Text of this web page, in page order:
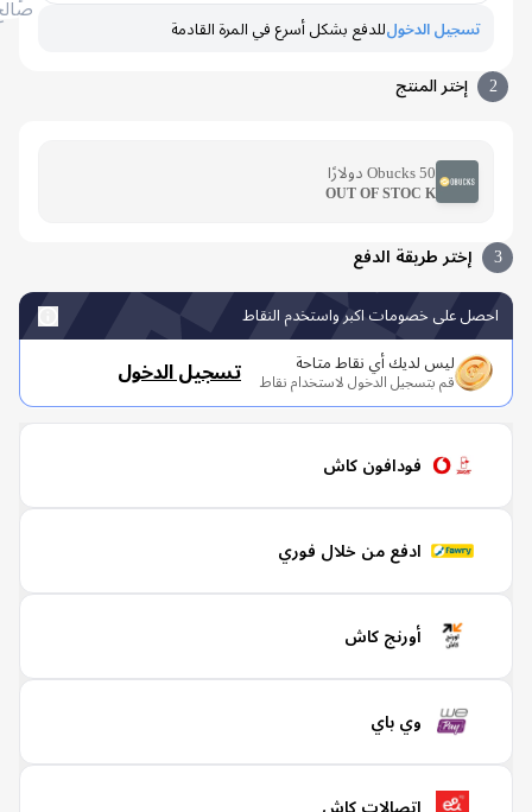
صالح
تسجيل الدخول للدفع بشكل أسرع في المرة القادمة
إختر المنتج
Obucks 50 دولارًا
OUT OF STOC K
إختر طريقة الدفع
على خصومات اكبر واستخدم النقاط
ليس لديك أي نقاط متاحة
قم بتسجيل الدخول لاستخدام نقاط تسجيل الدخول
فودافون كاش
ادفع من خلال فوري
أورنج كاش
وي باي
اتصالات كاش